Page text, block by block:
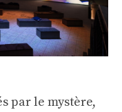
par le mystère,